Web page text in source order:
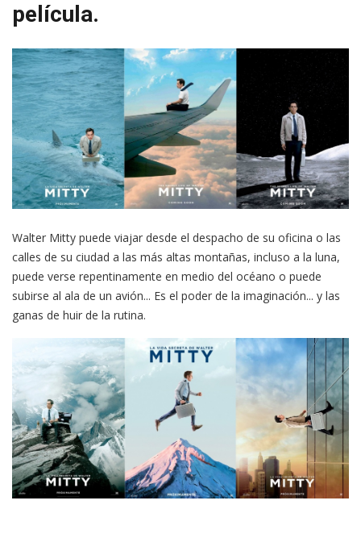
película.
Walter Mitty puede viajar desde el despacho de su oficina o las
calles de su ciudad a las más altas montañas, incluso a la luna,
puede verse repentinamente en medio del océano o puede
subirse al ala de un avión... Es el poder de la imaginación... y las
ganas de huir de la rutina.